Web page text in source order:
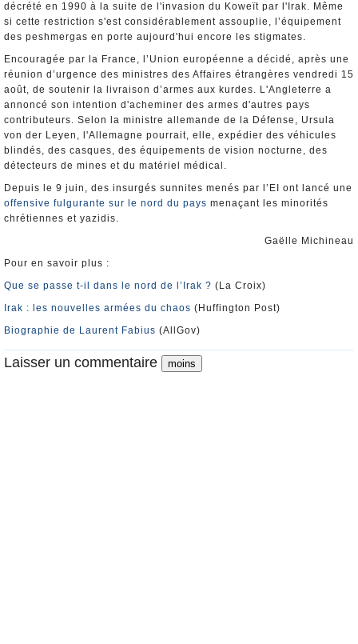
décrété en 1990 à la suite de l'invasion du Koweït par l'Irak. Même
si cette restriction s'est considérablement assouplie, l’équipement
des peshmergas en porte aujourd'hui encore les stigmates.
Encouragée par la France, l’Union européenne a décidé, après une
réunion d’urgence des ministres des Affaires étrangères vendredi 15
août, de soutenir la livraison d’armes aux kurdes. L'Angleterre a
annoncé son intention d'acheminer des armes d'autres pays
contributeurs. Selon la ministre allemande de la Défense, Ursula
von der Leyen, l'Allemagne pourrait, elle, expédier des véhicules
blindés, des casques, des équipements de vision nocturne, des
détecteurs de mines et du matériel médical.
Depuis le 9 juin, des insurgés sunnites menés par l’EI ont lancé une
offensive fulgurante sur le nord du pays menaçant les minorités
chrétiennes et yazidis.
Gaëlle Michineau
Pour en savoir plus :
Que se passe t-il dans le nord de l’Irak ? (La Croix)
Irak : les nouvelles armées du chaos (Huffington Post)
Biographie de Laurent Fabius (AllGov)
Laisser un commentaire